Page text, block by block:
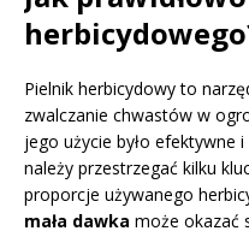
Pielnik herbicydowy to
zwalczanie chwastów w
jego użycie było efektywne
należy przestrzegać kilku
proporcje używanego
mała dawka może okazać